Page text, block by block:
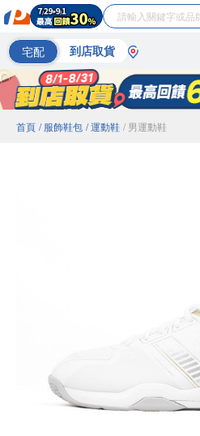
宅配 到店取貨
首頁 / 服飾鞋包 / 運動鞋 / 男運動鞋